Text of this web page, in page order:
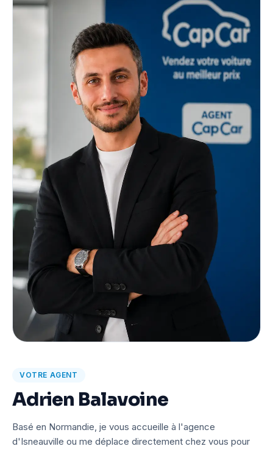
VOTRE AGENT
Adrien Balavoine
Basé en Normandie, je vous accueille à l'agence
d'Isneauville ou me déplace directement chez vous pour